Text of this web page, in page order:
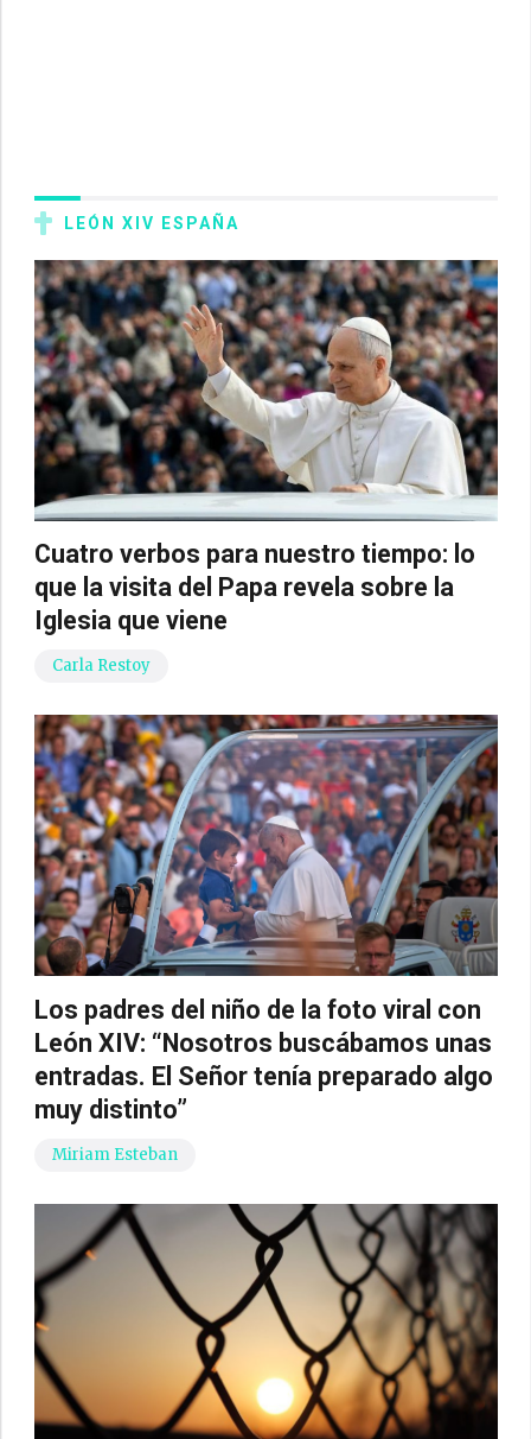
LEÓN XIV ESPAÑA
Cuatro verbos para nuestro tiempo: lo
que la visita del Papa revela sobre la
Iglesia que viene
Carla Restoy
Los padres del niño de la foto viral con
León XIV: “Nosotros buscábamos unas
entradas. El Señor tenía preparado algo
muy distinto”
Miriam Esteban